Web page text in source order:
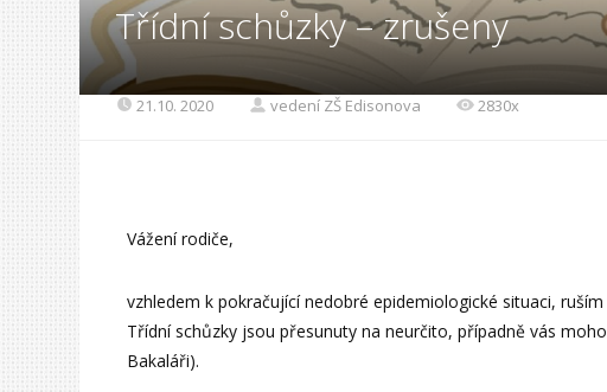
Třídní schůzky – zrušeny
21.10. 2020 vedení ZŠ Edisonova 2830x
Vážení rodiče,
vzhledem k pokračující nedobré epidemiologické situaci,
Třídní schůzky jsou přesunuty na neurčito, případně vás
Bakaláři).